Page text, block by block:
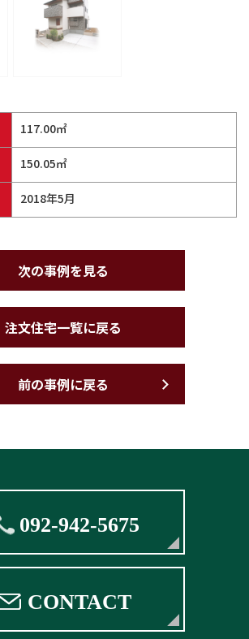
117.00㎡
150.05㎡
2018年5月
次の事例を見る
注文住宅一覧に戻る
前の事例に戻る
092-942-5675
CONTACT